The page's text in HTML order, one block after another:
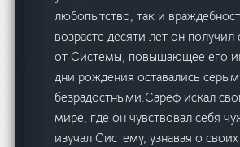
любопытство, так и
возрасте десяти лет он
от Системы, повышающее его
дни рождения оставались
безрадостными.Сареф искал
мире, где он чувствовал себя
изучал Систему, узнавая о своих